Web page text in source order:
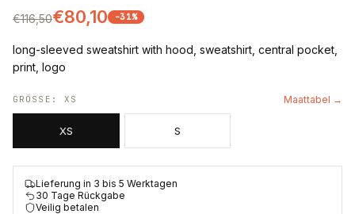
€116,50€80,10 -31%
long-sleeved sweatshirt with hood, sweatshirt, central pocket,
print, logo
GRÖSSE : XS Maattabel →
XS S
Lieferung in 3 bis 5 Werktagen
30 Tage Rückgabe
Veilig betalen